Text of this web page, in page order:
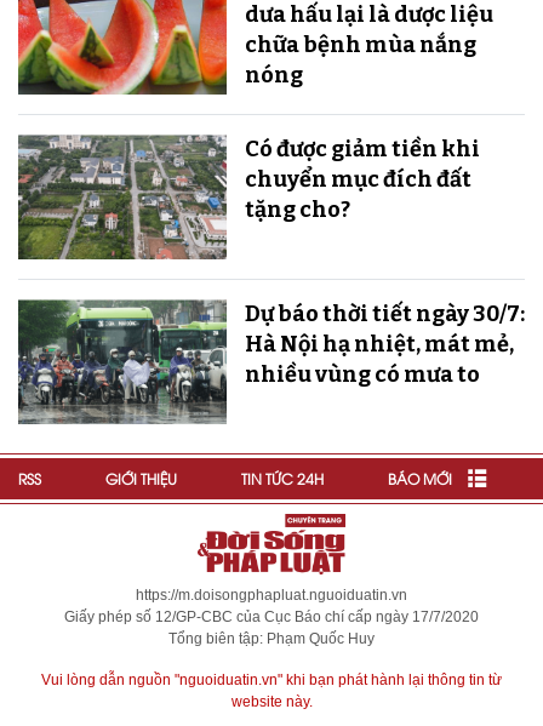
dưa hấu lại là dược liệu
chữa bệnh mùa nắng
nóng
Có được giảm tiền khi
chuyển mục đích đất
tặng cho?
Dự báo thời tiết ngày 30/7:
Hà Nội hạ nhiệt, mát mẻ,
nhiều vùng có mưa to
RSS GIỚI THIỆU TIN TỨC 24H BÁO MỚI
https://m.doisongphapluat.nguoiduatin.vn
Giấy phép số 12/GP-CBC của Cục Báo chí cấp ngày 17/7/2020
Tổng biên tập: Phạm Quốc Huy
Vui lòng dẫn nguồn "nguoiduatin.vn" khi bạn phát hành lại thông tin từ
website này.